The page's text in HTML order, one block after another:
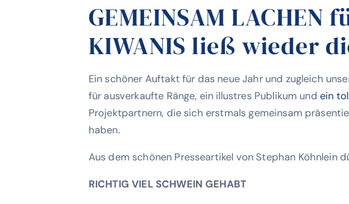
GEMEINSAM LACHEN
KIWANIS ließ wieder
Ein schöner Auftakt für das neue Jahr und zugleich
für ausverkaufte Ränge, ein illustres Publikum und ein
Projektpartnern, die sich erstmals gemeinsam
haben.
Aus dem schönen Presseartikel von Stephan Köhnlein
RICHTIG VIEL SCHWEIN GEHABT